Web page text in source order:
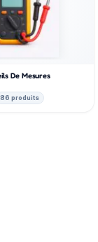
De Mesures
86 produits